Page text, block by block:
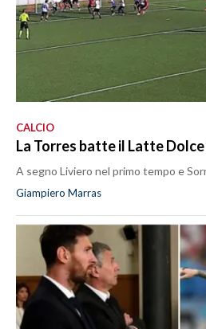
CALCIO
La Torres batte il Latte
A segno Liviero nel primo tempo e
Giampiero Marras